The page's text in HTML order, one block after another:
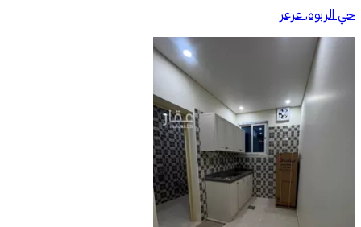
حي الربوه, عرعر